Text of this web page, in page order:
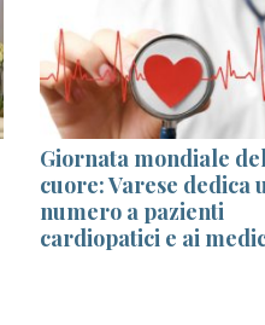
Giornata mondiale del
cuore: Varese dedica
numero a pazienti
cardiopatici e ai